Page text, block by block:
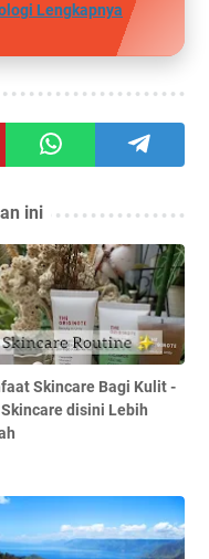
Lengkapnya
ini
Skincare Bagi Kulit -
disini Lebih